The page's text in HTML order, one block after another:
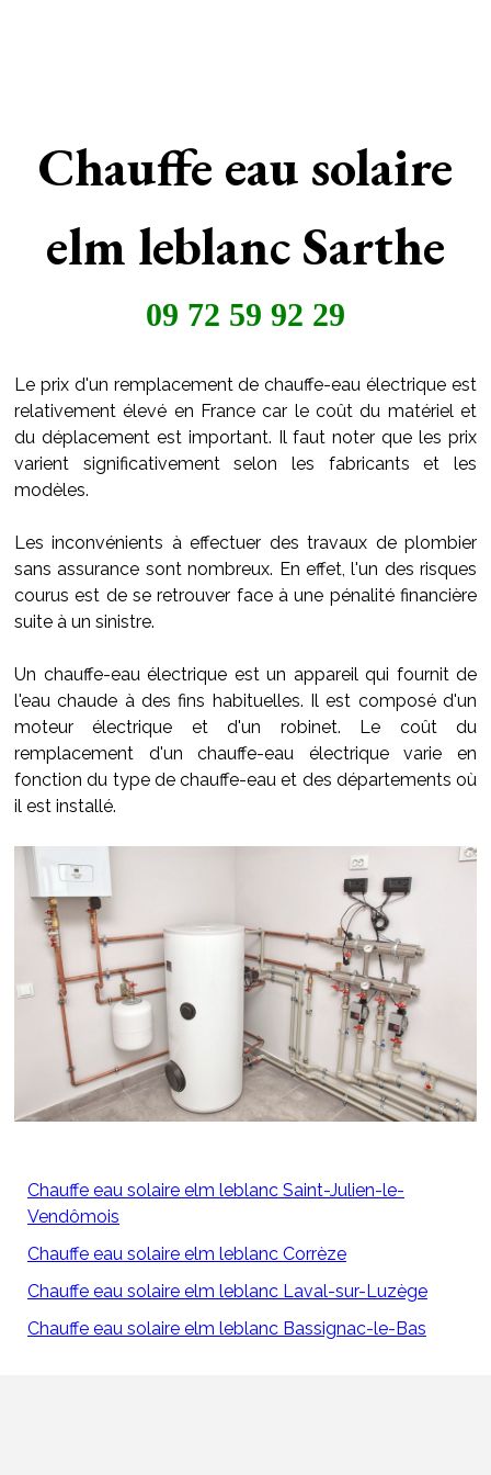
Chauffe eau solaire
elm leblanc Sarthe
09 72 59 92 29
Le prix d'un remplacement de chauffe-eau électrique est
relativement élevé en France car le coût du matériel et
du déplacement est important. Il faut noter que les prix
varient significativement selon les fabricants et les
modèles.
Les inconvénients à effectuer des travaux de plombier
sans assurance sont nombreux. En effet, l'un des risques
courus est de se retrouver face à une pénalité financière
suite à un sinistre.
Un chauffe-eau électrique est un appareil qui fournit de
l'eau chaude à des fins habituelles. Il est composé d'un
moteur électrique et d'un robinet. Le coût du
remplacement d'un chauffe-eau électrique varie en
fonction du type de chauffe-eau et des départements où
il est installé.
Chauffe eau solaire elm leblanc Saint-Julien-le-
Vendômois
Chauffe eau solaire elm leblanc Corrèze
Chauffe eau solaire elm leblanc Laval-sur-Luzège
Chauffe eau solaire elm leblanc Bassignac-le-Bas